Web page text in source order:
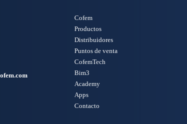
Cofem
Productos
Distribuidores
Puntos de venta
CofemTech
Bim3
Academy
Apps
Contacto